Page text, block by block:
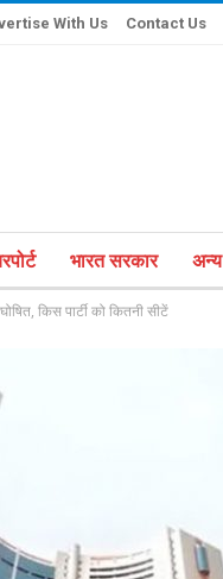
With Us Contact Us
भारत सरकार अन्य
किस पार्टी को कितनी सीटें